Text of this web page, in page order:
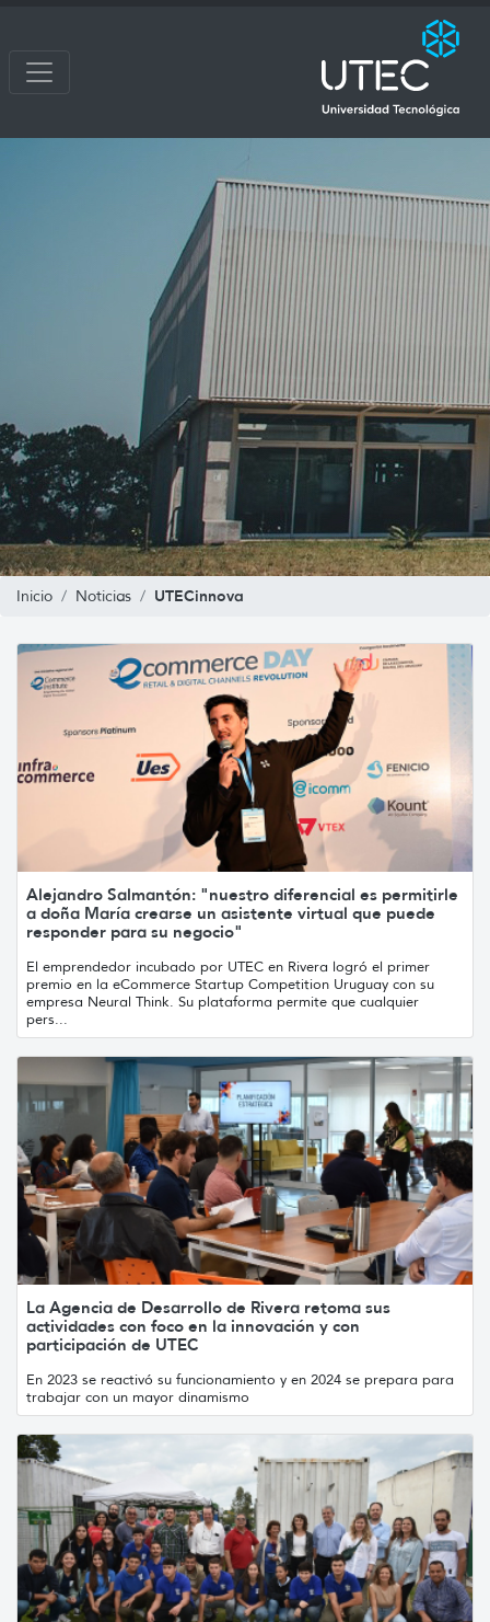
Inicio Noticias UTECinnova
Alejandro Salmantón: "nuestro diferencial es permitirle
a doña María crearse un asistente virtual que puede
responder para su negocio"
El emprendedor incubado por UTEC en Rivera logró el primer
premio en la eCommerce Startup Competition Uruguay con su
empresa Neural Think. Su plataforma permite que cualquier
pers...
La Agencia de Desarrollo de Rivera retoma sus
actividades con foco en la innovación y con
participación de UTEC
En 2023 se reactivó su funcionamiento y en 2024 se prepara para
trabajar con un mayor dinamismo